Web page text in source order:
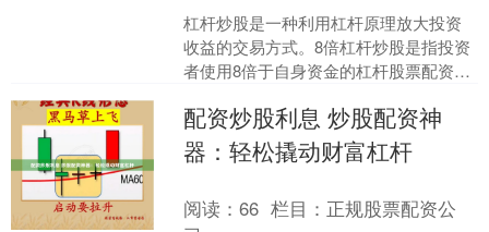
杠杆炒股是一种利用杠杆原理放大投资
收益的交易方式。8倍杠杆炒股是指投资
者使用8倍于自身资金的杠杆股票配资
放大投资收益，但同时....
配资炒股利息 炒股配资神
器：轻松撬动财富杠杆
阅读：66 栏目： 正规股票配资公